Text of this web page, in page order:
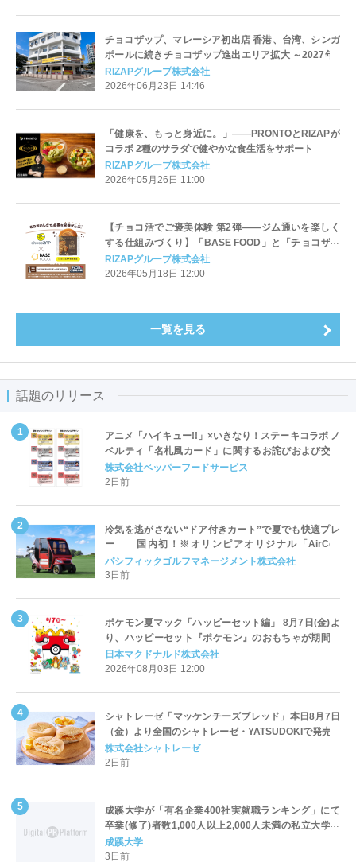
チョコザップ、マレーシア初出店 香港、台湾、シンガ
ポールに続きチョコザップ進出エリア拡大 ～2027年3
月期 海外最大150店舗計画に向け、今夏2店舗を連続オ
ープン～
RIZAPグループ株式会社
2026年06月23日 14:46
「健康を、もっと身近に。」――PRONTOとRIZAPが
コラボ 2種のサラダで健やかな食生活をサポート
RIZAPグループ株式会社
2026年05月26日 11:00
【チョコ活でご褒美体験 第2弾――ジム通いを楽しく
する仕組みづくり】「BASE FOOD」と「チョコザッ
プ」がチョコっとコラボ
RIZAPグループ株式会社
2026年05月18日 12:00
一覧を見る
話題のリリース
アニメ「ハイキュー!!」×いきなり！ステーキコラボ ノ
ベルティ「名札風カード」に関するお詫びおよび交換
対応についてのご案内
株式会社ペッパーフードサービス
2日前
冷気を逃がさない“ドア付きカート”で夏でも快適プレ
ー 国内初！※オリンピアオリジナル「AirCon
Cart（エアコンカート）」導入 | ＰＧＭ
パシフィックゴルフマネージメント株式会社
3日前
ポケモン夏マック「ハッピーセット編」 8月7日(金)よ
り、ハッピーセット『ポケモン』のおもちゃが期間限
定登場
日本マクドナルド株式会社
2026年08月03日 12:00
シャトレーゼ「マッケンチーズブレッド」本日8月7日
（金）より全国のシャトレーゼ・YATSUDOKIで発売
株式会社シャトレーゼ
2日前
成蹊大学が「有名企業400社実就職ランキング」にて
卒業(修了)者数1,000人以上2,000人未満の私立大学で
全国第1位を獲得！～実就職率は26.5%（前年比＋
4.3pt）に伸長、東京の私立大学でも10位にランクイン
成蹊大学
3日前